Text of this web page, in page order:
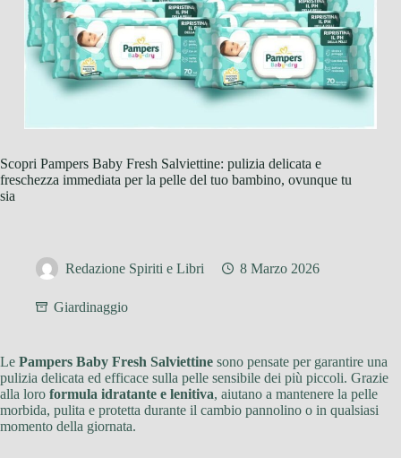
Scopri Pampers Baby Fresh Salviettine: pulizia delicata e
freschezza immediata per la pelle del tuo bambino, ovunque tu
sia
Redazione Spiriti e Libri 8 Marzo 2026
Giardinaggio
Le Pampers Baby Fresh Salviettine sono pensate per garantire una
pulizia delicata ed efficace sulla pelle sensibile dei più piccoli. Grazie
alla loro formula idratante e lenitiva, aiutano a mantenere la pelle
morbida, pulita e protetta durante il cambio pannolino o in qualsiasi
momento della giornata.